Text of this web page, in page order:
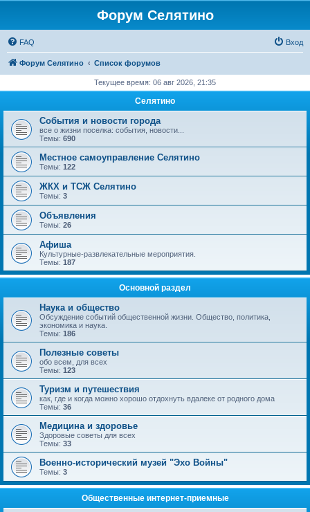
Форум Селятино
FAQ Вход
Форум Селятино Список форумов
Текущее время: 06 авг 2026, 21:35
Селятино
События и новости города
все о жизни поселка: события, новости...
Темы: 690
Местное самоуправление Селятино
Темы: 122
ЖКХ и ТСЖ Селятино
Темы: 3
Объявления
Темы: 26
Афиша
Культурные-развлекательные мероприятия.
Темы: 187
Основной раздел
Наука и общество
Обсуждение событий общественной жизни. Общество, политика,
экономика и наука.
Темы: 186
Полезные советы
обо всем, для всех
Темы: 123
Туризм и путешествия
как, где и когда можно хорошо отдохнуть вдалеке от родного дома
Темы: 36
Медицина и здоровье
Здоровые советы для всех
Темы: 33
Военно-исторический музей "Эхо Войны"
Темы: 3
Общественные интернет-приемные